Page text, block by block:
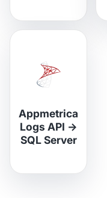
Appmetrica
Logs API →
SQL Server